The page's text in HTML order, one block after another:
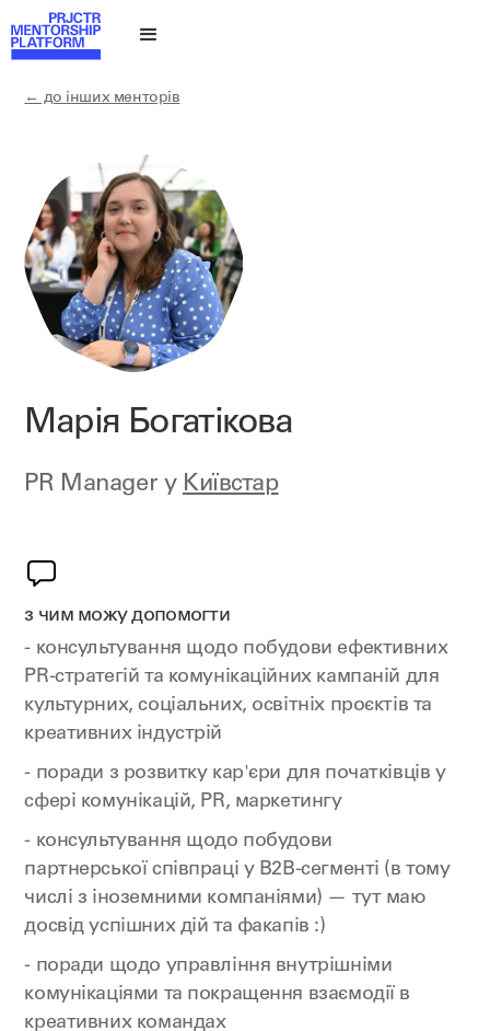
← до інших менторів
Марія Богатікова
PR Manager у Київстар
з чим можу допомогти
- консультування щодо побудови ефективних
PR-стратегій та комунікаційних кампаній для
культурних, соціальних, освітніх проєктів та
креативних індустрій
- поради з розвитку кар'єри для початківців у
сфері комунікацій, PR, маркетингу
- консультування щодо побудови
партнерської співпраці у B2B-сегменті (в тому
числі з іноземними компаніями) — тут маю
досвід успішних дій та факапів :)
- поради щодо управління внутрішніми
комунікаціями та покращення взаємодії в
креативних командах